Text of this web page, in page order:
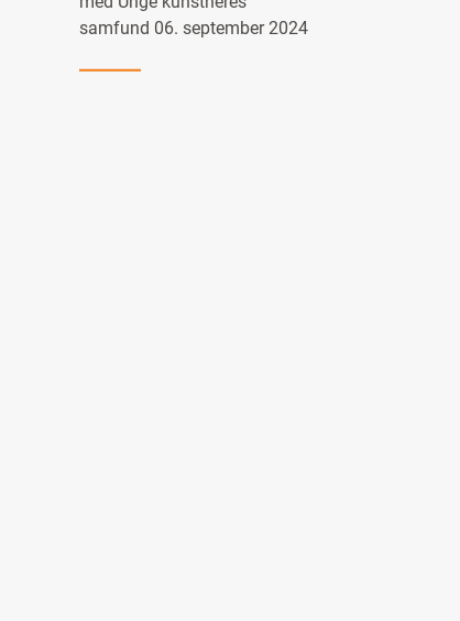
samfund 06. september 2024